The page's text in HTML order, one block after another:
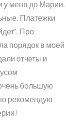
у меня до Марии.
Платежки
Про
порядок в моей
отчеты и
большую
рекомендую